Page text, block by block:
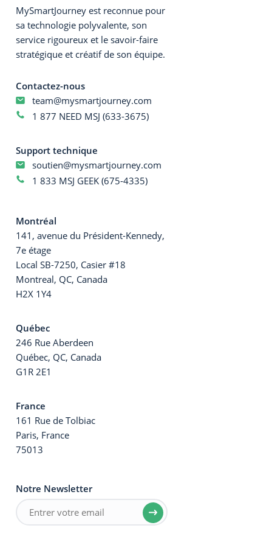
MySmartJourney est reconnue pour
sa technologie polyvalente, son
service rigoureux et le savoir-faire
stratégique et créatif de son équipe.
Contactez-nous
team@mysmartjourney.com
1 877 NEED MSJ (633-3675)
Support technique
soutien@mysmartjourney.com
1 833 MSJ GEEK (675-4335)
Montréal
141, avenue du Président-Kennedy,
7e étage
Local SB-7250, Casier #18
Montreal, QC, Canada
H2X 1Y4
Québec
246 Rue Aberdeen
Québec, QC, Canada
G1R 2E1
France
161 Rue de Tolbiac
Paris, France
75013
Notre Newsletter